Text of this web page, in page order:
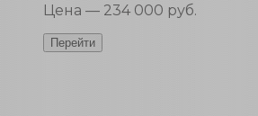
Цена — 234 000 руб.